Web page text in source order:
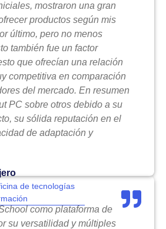
mostraron una gran
productos según mis
último, pero no menos
también fue un factor
que ofrecían una relación
competitiva en comparación
del mercado. En resumen
PC sobre otros debido a su
su sólida reputación en el
de adaptación y
de tecnologías
como plataforma de
su versatilidad y múltiples